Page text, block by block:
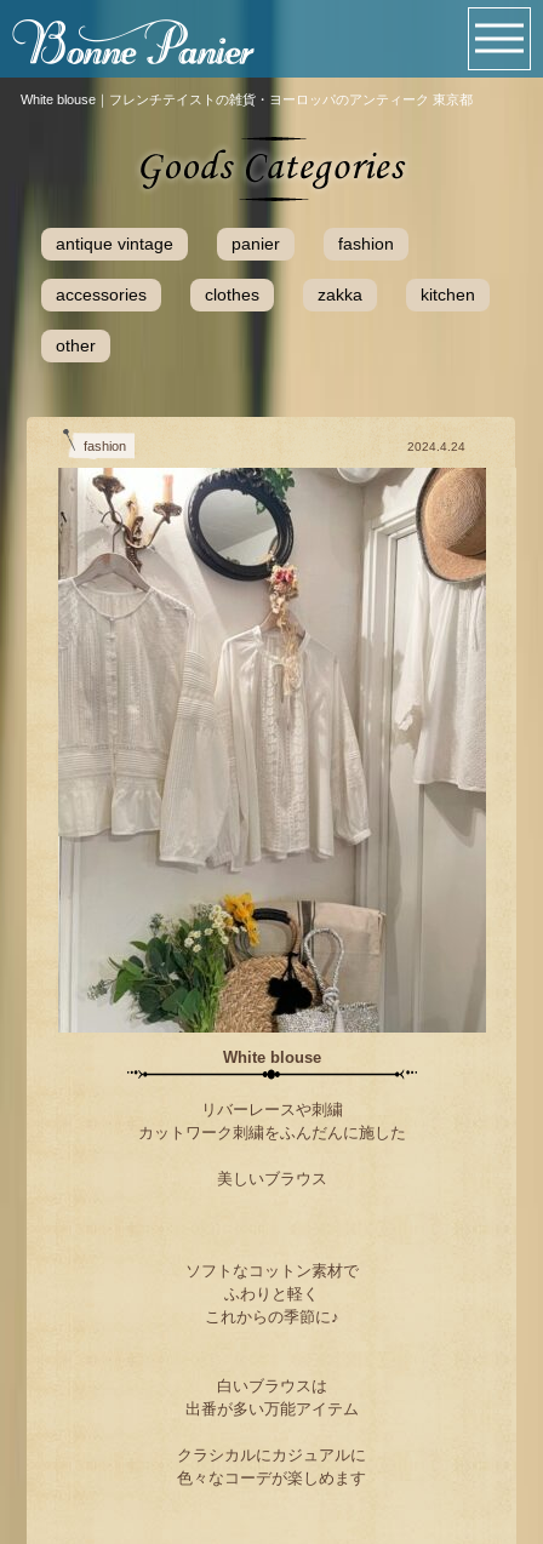
White blouse｜フレンチテイストの雑貨・ヨーロッパのアンティーク 東京都
antique vintage panier fashion
accessories clothes zakka kitchen
other
fashion 2024.4.24
White blouse
リバーレースや刺繍
カットワーク刺繍をふんだんに施した
美しいブラウス
ソフトなコットン素材で
ふわりと軽く
これからの季節に♪
白いブラウスは
出番が多い万能アイテム
クラシカルにカジュアルに
色々なコーデが楽しめます